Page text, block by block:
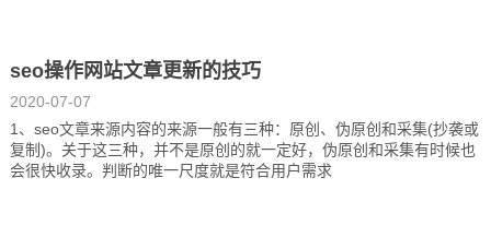
seo操作网站文章更新的技巧
2020-07-07
1、seo文章来源内容的来源一般有三种：原创、伪原创和采集(抄袭或
复制)。关于这三种，并不是原创的就一定好，伪原创和采集有时候也
会很快收录。判断的唯一尺度就是符合用户需求